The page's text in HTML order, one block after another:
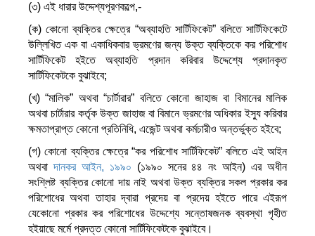
(৩) এই ধারার উদ্দেশ্যপূরণকল্পে,-
(ক) কোনো ব্যক্তির ক্ষেত্রে “অব্যাহতি সার্টিফিকেট” বলিতে সার্টিফিকেটে
উল্লিখিত এক বা একাধিকবার ভ্রমণের জন্য উক্ত ব্যক্তিকে কর পরিশোধ
সার্টিফিকেট হইতে অব্যাহতি প্রদান করিবার উদ্দেশ্যে প্রদানকৃত
সার্টিফিকেটকে বুঝাইবে;
(খ) “মালিক” অথবা “চার্টারার” বলিতে কোনো জাহাজ বা বিমানের মালিক
অথবা চার্টারার কর্তৃক উক্ত জাহাজ বা বিমানে ভ্রমণের অধিকার ইস্যু করিবার
ক্ষমতাপ্রাপ্ত কোনো প্রতিনিধি, এজেন্ট অথবা কর্মচারীও অন্তর্ভুক্ত হইবে;
(গ) কোনো ব্যক্তির ক্ষেত্রে “কর পরিশোধ সার্টিফিকেট” বলিতে এই আইন
অথবাদানকর আইন, ১৯৯০ (১৯৯০ সনের ৪৪ নং আইন) এর অধীন
সংশ্লিষ্ট ব্যক্তির কোনো দায় নাই অথবা উক্ত ব্যক্তির সকল প্রকার কর
পরিশোধের অথবা তাহার দ্বারা প্রদেয় বা প্রদেয় হইতে পারে এইরূপ
যেকোনো প্রকার কর পরিশোধের উদ্দেশ্যে সন্তোষজনক ব্যবস্থা গৃহীত
হইয়াছে মর্মে প্রদত্ত কোনো সার্টিফিকেটকে বুঝাইবে।